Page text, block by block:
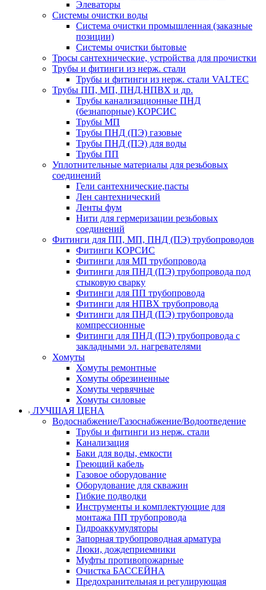
Элеваторы
Системы очистки воды
Система очистки промышленная (заказные
позиции)
Системы очистки бытовые
Тросы сантехнические, устройства для прочистки
Трубы и фитинги из нерж. стали
Трубы и фитинги из нерж. стали VALTEC
Трубы ПП, МП, ПНД,НПВХ и др.
Трубы канализационные ПНД
(безнапорные) КОРСИС
Трубы МП
Трубы ПНД (ПЭ) газовые
Трубы ПНД (ПЭ) для воды
Трубы ПП
Уплотнительные материалы для резьбовых
соединений
Гели сантехнические,пасты
Лен сантехнический
Ленты фум
Нити для гермеризации резьбовых
соединений
Фитинги для ПП, МП, ПНД (ПЭ) трубопроводов
Фитинги КОРСИС
Фитинги для МП трубопровода
Фитинги для ПНД (ПЭ) трубопровода под
стыковую сварку
Фитинги для ПП трубопровода
Фитинги для НПВХ трубопровода
Фитинги для ПНД (ПЭ) трубопровода
компрессионные
Фитинги для ПНД (ПЭ) трубопровода с
закладными эл. нагревателями
Хомуты
Хомуты ремонтные
Хомуты обрезиненные
Хомуты червячные
Хомуты силовые
ЛУЧШАЯ ЦЕНА
Водоснабжение/Газоснабжение/Водоотведение
Трубы и фитинги из нерж. стали
Канализация
Баки для воды, емкости
Греющий кабель
Газовое оборудование
Оборудование для скважин
Гибкие подводки
Инструменты и комплектующие для
монтажа ПП трубопровода
Гидроаккумуляторы
Запорная трубопроводная арматура
Люки, дождеприемники
Муфты противопожарные
Очистка БАССЕЙНА
Предохранительная и регулирующая